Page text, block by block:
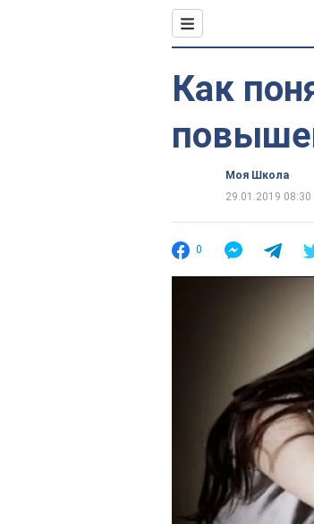
Как
Моя Школа
29.01.2019 08:30
0